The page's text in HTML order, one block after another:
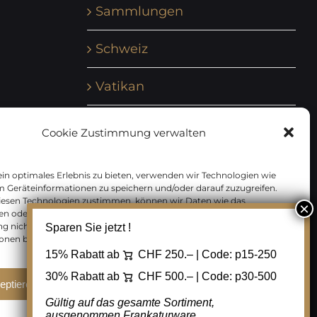
Cookie Zustimmung verwalten
optimales Erlebnis zu bieten, verwenden wir Technologien wie
Geräteinformationen zu speichern und/oder darauf zuzugreifen.
Technologien zustimmen, können wir Daten wie das
oder eindeutige IDs auf dieser Website verarbeiten. Wenn Sie Ihre
nicht erteilen oder zurückziehen, können bestimmte Merkmale
beeinträchtigt werden.
Ablehnen Cookie Einstellungen
Sammlungen
Schweiz
Vatikan
Zensurbelege Österreich
Zensurbelege Schweiz
Sparen Sie jetzt !
15% Rabatt ab CHF 250.– | Code: p15-250
30% Rabatt ab
CHF 500.– | Code: p30-500
Gültig auf das gesamte Sortiment,